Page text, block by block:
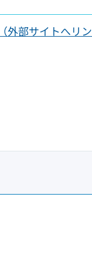
部サイトへリン